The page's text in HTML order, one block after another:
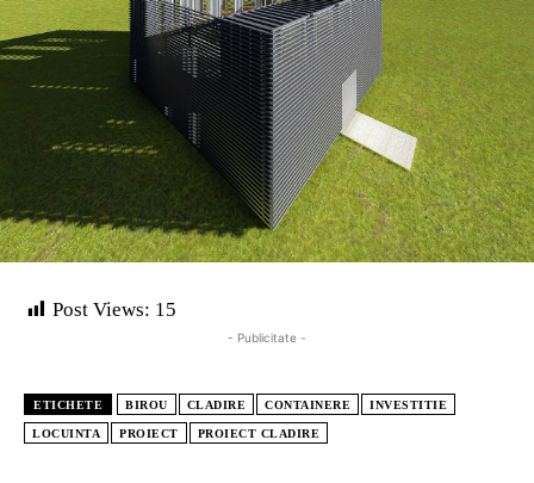
Post Views: 15
- Publicitate -
ETICHETE BIROU CLADIRE CONTAINERE INVESTITIE
LOCUINTA PROIECT PROIECT CLADIRE